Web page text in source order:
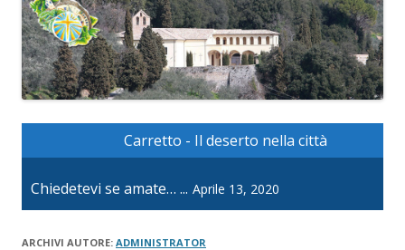
Carretto - Il deserto nella città
Chiedetevi se amate… ... Aprile 13, 2020
ARCHIVI AUTORE: ADMINISTRATOR